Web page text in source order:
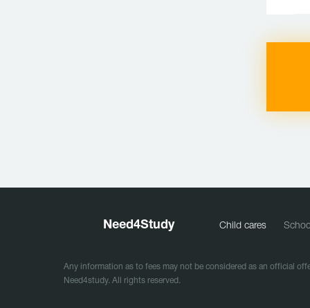
Need4Study Child cares
Any information as to fees may not be considered as an official
Need4study. All rights reserved.